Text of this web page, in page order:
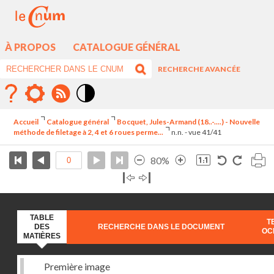
À PROPOS CATALOGUE GÉNÉRAL
RECHERCHE AVANCÉE
élévé
Accueil Catalogue général
Bocquet, Jules-Armand (18..-....) - Nouvelle
méthode de filetage à 2, 4 et 6 roues perme...
n.n. - vue 41/41
80%
TABLE
DES
MATIÈRES
RECHERCHE DANS LE DOCUMENT
Première image